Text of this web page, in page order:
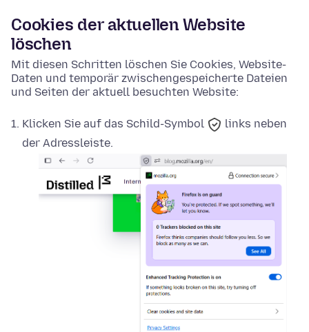
Cookies der aktuellen Website
löschen
Mit diesen Schritten löschen Sie Cookies, Website-
Daten und temporär zwischengespeicherte Dateien
und Seiten der aktuell besuchten Website:
Klicken Sie auf das Schild-Symbol
links neben
der Adressleiste.